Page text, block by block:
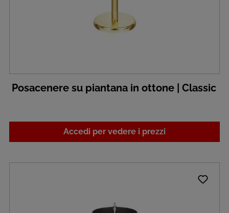
Posacenere su piantana in ottone | Classic
Accedi per vedere i prezzi